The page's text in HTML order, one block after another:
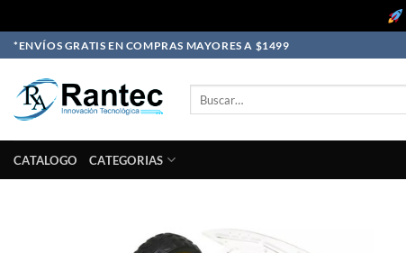
Skip
to
content
*ENVÍOS GRATIS EN COMPRAS MAYORES A $1499
CATALOGO CATEGORIAS